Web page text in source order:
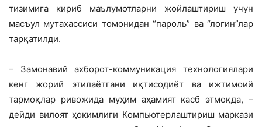
тизимига кириб маълу­мотларни жойлаштириш учун
масъул мута­хассиси томонидан “пароль” ва “логин”лар
тарқатилди.
– Замонавий ахборот-коммуникация технологиялари
кенг жорий этилаётгани иқтисодиёт ва ижтимоий
тармоқлар риво­жида муҳим аҳамият касб этмоқда, –
дей­ди вилоят ҳокимлиги Компьютерлаштириш маркази